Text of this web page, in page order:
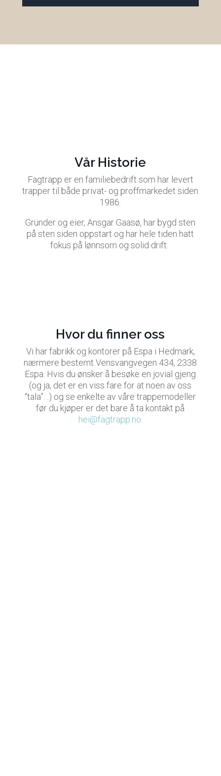
Vår Historie
Fagtrapp er en familiebedrift som har levert
trapper til både privat- og proffmarkedet siden
1986.
Gründer og eier, Ansgar Gaasø, har bygd sten
på sten siden oppstart og har hele tiden hatt
fokus på lønnsom og solid drift.
Hvor du finner oss
Vi har fabrikk og kontorer på Espa i Hedmark,
nærmere bestemt Vensvangvegen 434, 2338
Espa. Hvis du ønsker å besøke en jovial gjeng
(og ja, det er en viss fare for at noen av oss
“tala”…) og se enkelte av våre trappemodeller
før du kjøper er det bare å ta kontakt på
hei@fagtrapp.no.